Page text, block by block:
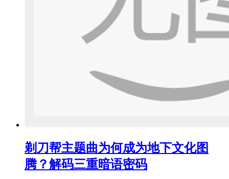
剃刀帮主题曲为何成为地下文化图
腾？解码三重暗语密码